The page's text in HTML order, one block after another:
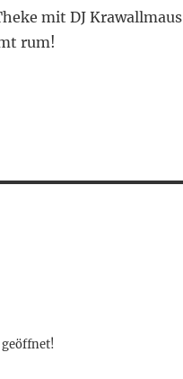
mit DJ Krawallmaus
rum!